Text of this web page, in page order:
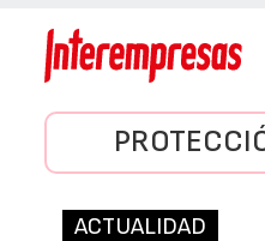
ACTUALIDAD